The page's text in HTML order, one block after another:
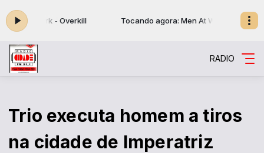
Work - Overkill Tocando agora: Men At Work - Overkill
RADIO
Trio executa homem a tiros
na cidade de Imperatriz